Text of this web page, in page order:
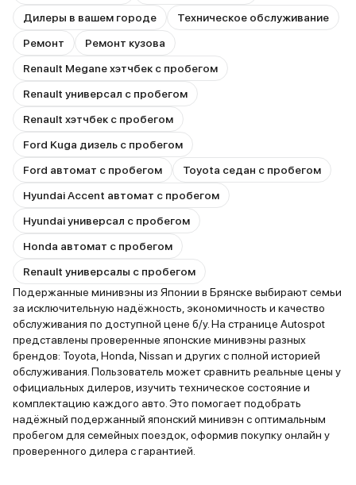
Дилеры в вашем городе
Техническое обслуживание
Ремонт
Ремонт кузова
Renault Megane хэтчбек с пробегом
Renault универсал с пробегом
Renault хэтчбек с пробегом
Ford Kuga дизель с пробегом
Ford автомат с пробегом
Toyota седан с пробегом
Hyundai Accent автомат с пробегом
Hyundai универсал с пробегом
Honda автомат с пробегом
Renault универсалы с пробегом
Подержанные минивэны из Японии в Брянске выбирают семьи
за исключительную надёжность, экономичность и качество
обслуживания по доступной цене б/у. На странице Autospot
представлены проверенные японские минивэны разных
брендов: Toyota, Honda, Nissan и других с полной историей
обслуживания. Пользователь может сравнить реальные цены у
официальных дилеров, изучить техническое состояние и
комплектацию каждого авто. Это помогает подобрать
надёжный подержанный японский минивэн с оптимальным
пробегом для семейных поездок, оформив покупку онлайн у
проверенного дилера с гарантией.